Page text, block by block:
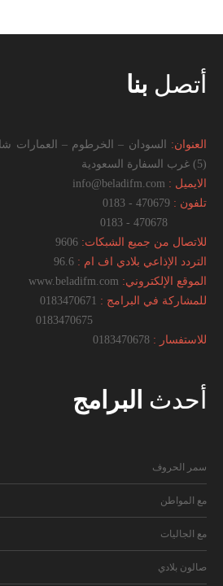
أتصل بنا
العنوان:
(5) غرب السفارة السعودية
الايميل :
تلفون :
للاتصال من جميع الشبكات:
التردد الإذاعي بلادي اف ام :
الموقع الإلكتروني:
للمشاركة في البرامج :
للاستفسار :
أحدث البرامج
سمر الحروف
مع المواطن
مع الجاليات
صالون بلادي